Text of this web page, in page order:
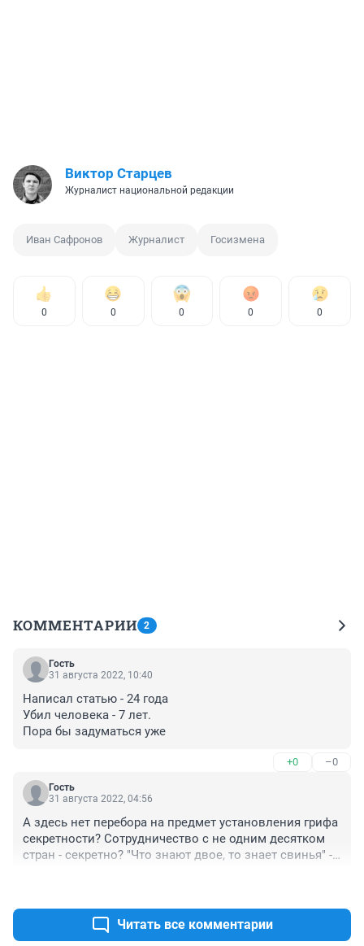
Виктор Старцев
Журналист национальной редакции
Иван Сафронов Журналист Госизмена
0 0 0 0 0
КОММЕНТАРИИ 2
Гость
31 августа 2022, 10:40
Написал статью - 24 года
Убил человека - 7 лет.
Пора бы задуматься уже
+0 –0
Гость
31 августа 2022, 04:56
А здесь нет перебора на предмет установления грифа
секретности? Сотрудничество с не одним десятком
стран - секретно? "Что знают двое, то знает свинья" -
обманутыми дольщиками прокуратура предлагает
администрациям решать "на местном уровне", без
Читать все комментарии